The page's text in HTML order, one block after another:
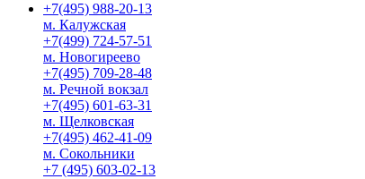
+7(495) 988-20-13
м. Калужская
+7(499) 724-57-51
м. Новогиреево
+7(495) 709-28-48
м. Речной вокзал
+7(495) 601-63-31
м. Щелковская
+7(495) 462-41-09
м. Сокольники
+7 (495) 603-02-13